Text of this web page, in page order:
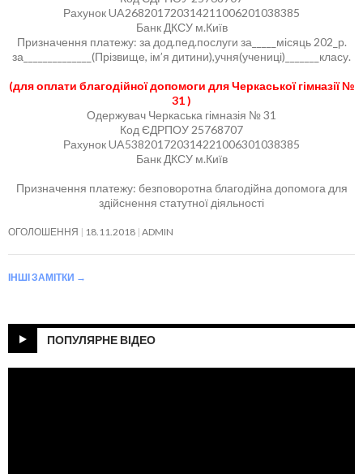
Рахунок UA268201720314211006201038385
Банк ДКСУ м.Київ
Призначення платежу: за дод.пед.послуги за_____місяць 202_р.
за______________(Прізвище, ім’я дитини),учня(учениці)_______класу.
(для оплати благодійної допомоги для Черкаської гімназії №
31 )
Одержувач Черкаська гімназія № 31
Код ЄДРПОУ 25768707
Рахунок UA538201720314221006301038385
Банк ДКСУ м.Київ
Призначення платежу: безповоротна благодійна допомога для
здійснення статутної діяльності
ОГОЛОШЕННЯ 18.11.2018 ADMIN
ІНШІ ЗАМІТКИ →
ПОПУЛЯРНЕ ВІДЕО